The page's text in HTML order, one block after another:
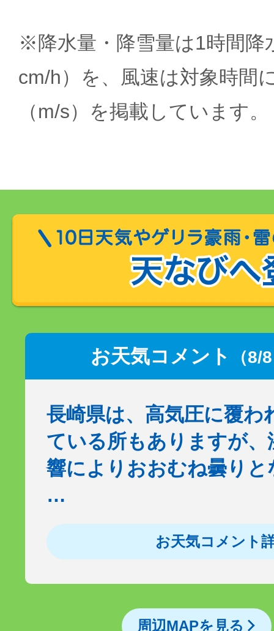
※降水量・降雪量は1時間降
cm/h）を、風速は対象時間
（m/s）を掲載しています。
お天気コメント （8/
長崎県は、高気圧に覆わ
ている所もありますが、
響によりおおむね曇り
…
お天気コメント
周辺MAPを見る